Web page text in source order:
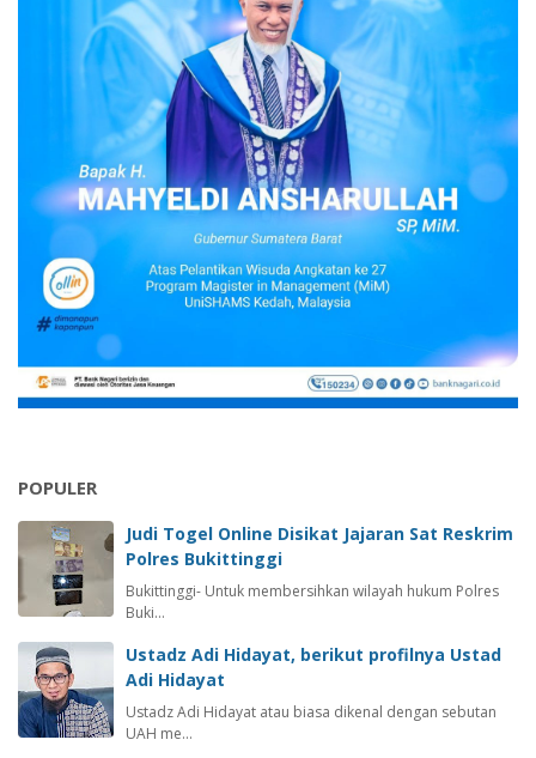
POPULER
Judi Togel Online Disikat Jajaran Sat Reskrim
Polres Bukittinggi
Bukittinggi- Untuk membersihkan wilayah hukum Polres
Buki…
Ustadz Adi Hidayat, berikut profilnya Ustad
Adi Hidayat
Ustadz Adi Hidayat atau biasa dikenal dengan sebutan
UAH me…